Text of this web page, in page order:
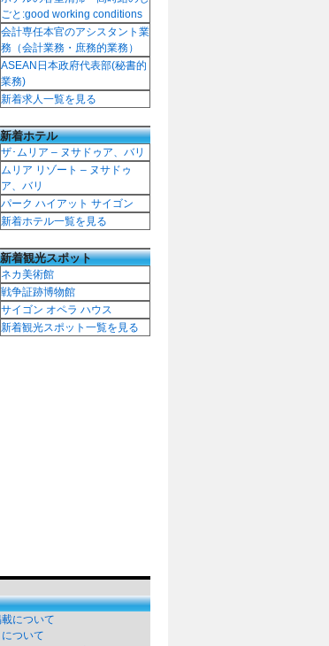
ごと:good working conditions
会計専任本官のアシスタント業
務（会計業務・庶務的業務）
ASEAN日本政府代表部(秘書的
業務)
新着求人一覧を見る
新着ホテル
ザ･ムリア – ヌサドゥア、バリ
ムリア リゾート – ヌサドゥ
ア、バリ
パーク ハイアット サイゴン
新着ホテル一覧を見る
新着観光スポット
ネカ美術館
戦争証跡博物館
サイゴン オペラ ハウス
新着観光スポット一覧を見る
について
について